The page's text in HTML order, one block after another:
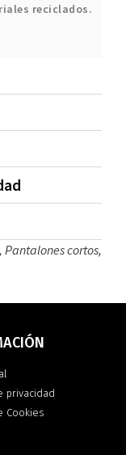
reciclados.
, Pantalones cortos,
privacidad
Cookies